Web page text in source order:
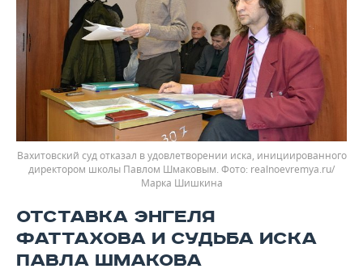
Вахитовский суд отказал в удовлетворении иска, инициированного
директором школы Павлом Шмаковым.
realnoevremya.ru/
Марка Шишкина
ОТСТАВКА ЭНГЕЛЯ
ФАТТАХОВА И СУДЬБА ИСКА
ПАВЛА ШМАКОВА